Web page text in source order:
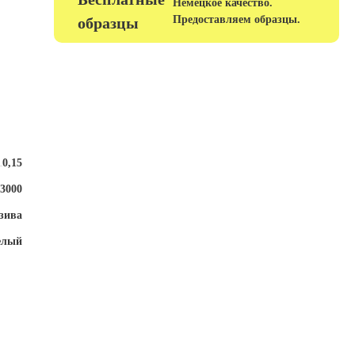
образцы
Немецкое качество.
Предоставляем образцы.
0,15